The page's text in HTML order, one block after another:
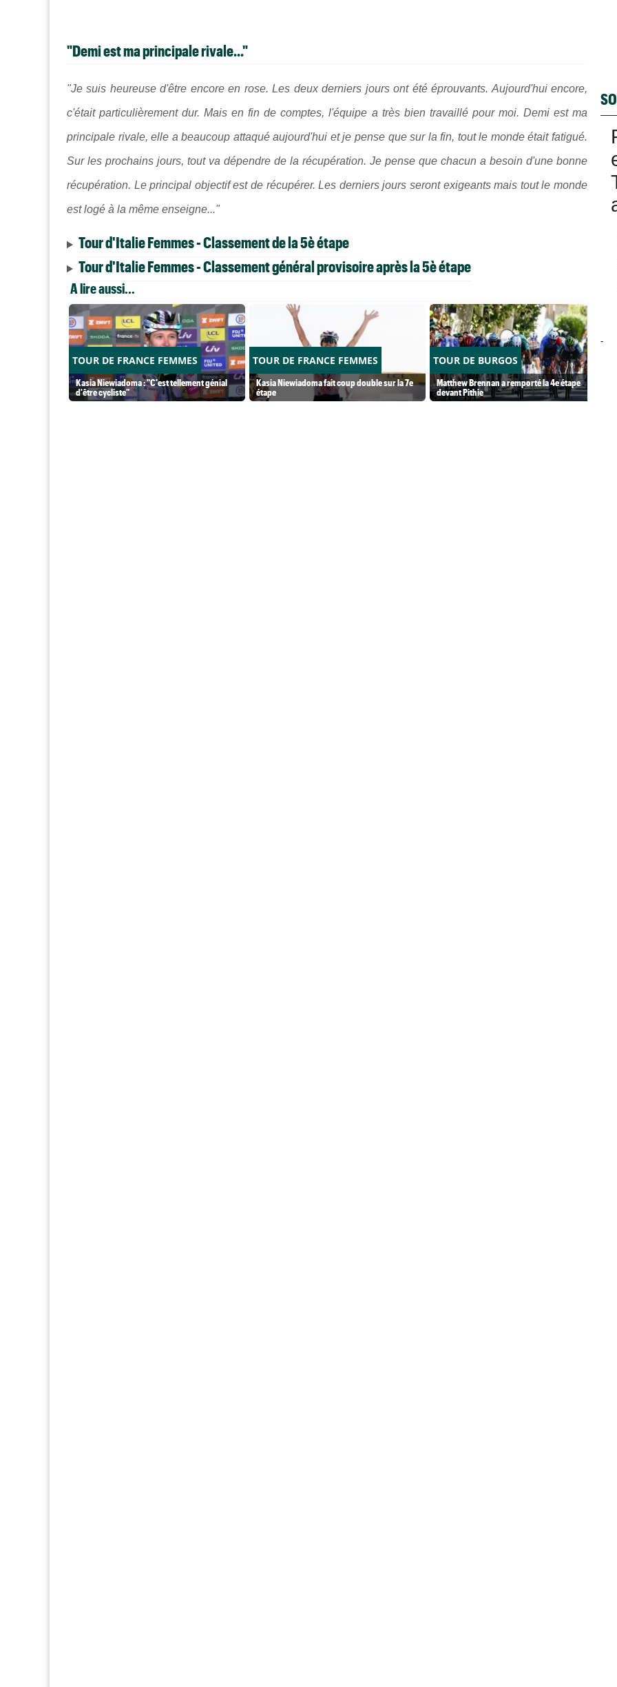
"Demi est ma principale rivale..."
"Je suis heureuse d'être encore en rose. Les deux derniers jours ont été éprouvants. Aujourd'hui encore,
c'était particulièrement dur. Mais en fin de comptes, l'équipe a très bien travaillé pour moi. Demi est ma
principale rivale, elle a beaucoup attaqué aujourd'hui et je pense que sur la fin, tout le monde était fatigué.
Sur les prochains jours, tout va dépendre de la récupération. Je pense que chacun a besoin d'une bonne
récupération. Le principal objectif est de récupérer. Les derniers jours seront exigeants mais tout le monde
est logé à la même enseigne..."
Tour d'Italie Femmes - Classement de la 5è étape
Tour d'Italie Femmes - Classement général provisoire après la 5è étape
A lire aussi...
TOUR DE FRANCE FEMMES
Kasia Niewiadoma : "C'est tellement génial
d'être cycliste"
TOUR DE FRANCE FEMMES
Kasia Niewiadoma fait coup double sur la 7e
étape
TOUR DE BURGOS
Matthew Brennan a remporté la 4e étape
devant Pithie
-